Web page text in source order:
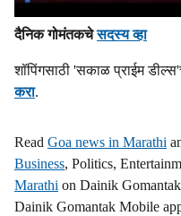
दैनिक गोमंतकचेसदस्य व्हा
शॉपिंगसाठी 'सकाळ प्राईम
करा.
Read Goa news in Marathi
Business, Politics,
Marathi on Dainik
Dainik Gomantak Mobile